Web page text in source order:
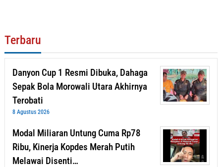
Terbaru
Danyon Cup 1 Resmi Dibuka, Dahaga
Sepak Bola Morowali Utara Akhirnya
Terobati
8 Agustus 2026
Modal Miliaran Untung Cuma Rp78
Ribu, Kinerja Kopdes Merah Putih
Melawai Disenti…